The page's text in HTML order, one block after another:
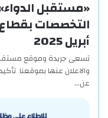
«مستقبل
أبريل 2025
تسعى جريدة وموقع
والاعلان عنها بموقعنا
عن…